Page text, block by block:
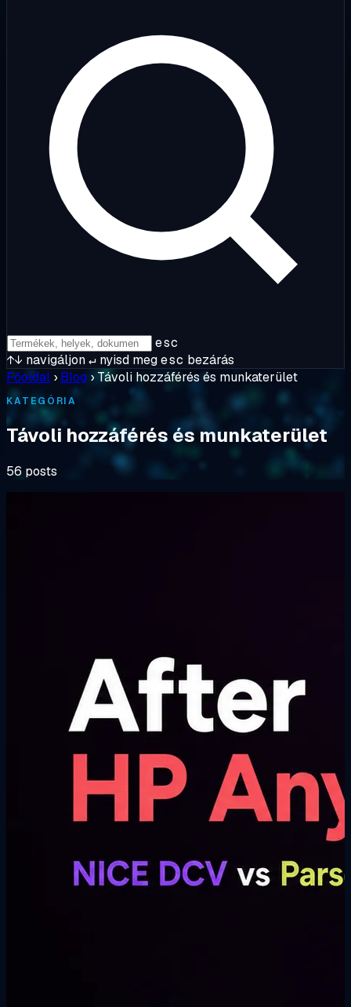
esc
↑↓ navigáljon↵ nyisd megesc bezárás
Főoldal › Blog › Távoli hozzáférés és munkaterület
KATEGÓRIA
Távoli hozzáférés és munkaterület
56 posts